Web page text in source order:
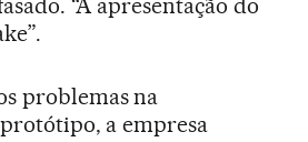
“A apresentação do
problemas na
a empresa